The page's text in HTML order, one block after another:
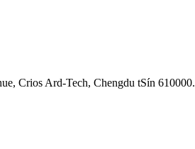
Crios Ard-Tech, Chengdu tSín 610000.